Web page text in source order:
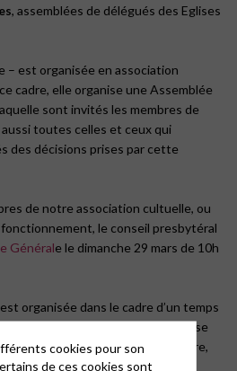
, assemblées de délégués des Eglises
– est organisée en association
cadre, elle organise une Assemblée
sont invités les membres de
aussi toutes celles et ceux qui
des décisions prises par cette
de notre association cultuelle, ou
le conseil presbytéral
Générale le dimanche 29 mars de 10h
organisée dans le cadre d’un temps
En effet, le seul chef de l’Eglise
à Dieu ce temps de rencontre,
de partage et de réflexion,
cookies pour son
de ces cookies sont